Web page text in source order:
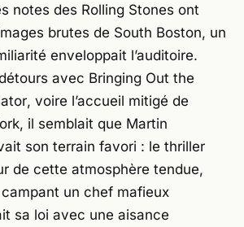
notes des Rolling Stones ont
brutes de South Boston, un
enveloppait l’auditoire.
avec Bringing Out the
, voire l’accueil mitigé de
, il semblait que Martin
son terrain favori : le thriller
de cette atmosphère tendue,
campant un chef mafieux
sa loi avec une aisance